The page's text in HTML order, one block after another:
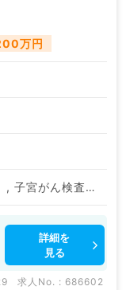
万円
子宮がん検査（体がん）, 子宮がん検査（頚がん）, 検診
詳細を
見る
求人No. : 686602